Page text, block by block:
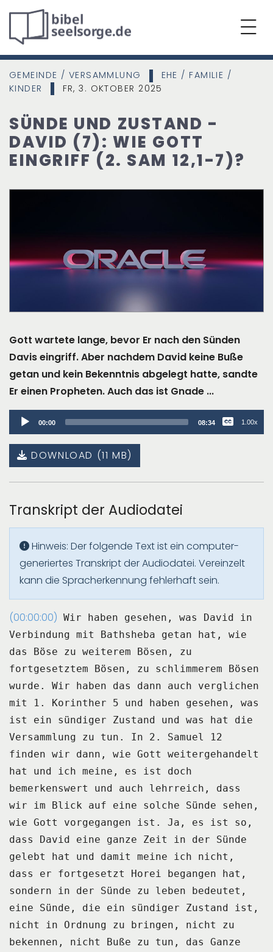
GEMEINDE / VERSAMMLUNG
EHE / FAMILIE /
KINDER
FR, 3. OKTOBER 2025
SÜNDE UND ZUSTAND -
DAVID (7): WIE GOTT
EINGRIFF (2. SAM 12,1-7)?
Gott wartete lange, bevor Er nach den Sünden
Davis eingriff. Aber nachdem David keine Buße
getan und kein Bekenntnis abgelegt hatte, sandte
Er einen Propheten. Auch das ist Gnade ...
Audio
Player
00:00 08:34 1.00x
DOWNLOAD (11 MB)
Transkript der Audiodatei
Hinweis: Der folgende Text ist ein computer-
generiertes Transkript der Audiodatei. Vereinzelt
kann die Spracherkennung fehlerhaft sein.
(00:00:00) Wir haben gesehen, was David in
Verbindung mit Bathsheba getan hat, wie
das Böse zu weiterem Bösen, zu
fortgesetztem Bösen, zu schlimmerem Bösen
wurde.
Wir haben das dann auch verglichen
mit 1.
Korinther 5 und haben gesehen, was
ist ein sündiger Zustand und was hat die
Versammlung
zu tun. In 2.
Samuel 12
finden wir dann, wie Gott weitergehandelt
hat und ich meine, es ist doch
bemerkenswert
und auch lehrreich, dass
wir im Blick auf eine solche Sünde sehen,
wie Gott vorgegangen
ist.
Ja, es ist so,
dass David eine ganze Zeit in der Sünde
gelebt hat und damit meine ich
nicht,
dass er fortgesetzt Horei begangen hat,
sondern in der Sünde zu leben bedeutet,
eine
Sünde, die ein sündiger Zustand ist,
nicht in Ordnung zu bringen, nicht zu
bekennen,
nicht Buße zu tun, das Ganze